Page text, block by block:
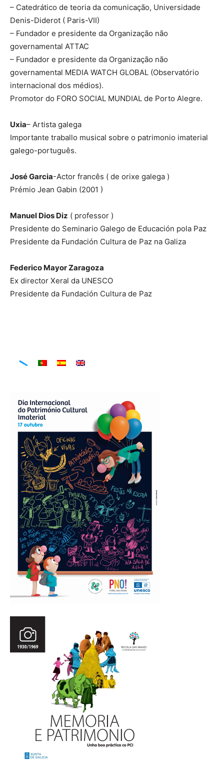
– Catedrático de teoria da comunicação, Universidade
Denis-Diderot ( Paris-VII)
– Fundador e presidente da Organização não
governamental ATTAC
– Fundador e presidente da Organização não
governamental MEDIA WATCH GLOBAL (Observatório
internacional dos médios).
Promotor do FORO SOCIAL MUNDIAL de Porto Alegre.
Uxia– Artista galega
Importante traballo musical sobre o patrimonio imaterial
galego-português.
José Garcia-Actor francês ( de orixe galega )
Prémio Jean Gabin (2001 )
Manuel Dios Diz ( professor )
Presidente do Seminario Galego de Educación pola Paz
Presidente da Fundación Cultura de Paz na Galiza
Federico Mayor Zaragoza
Ex director Xeral da UNESCO
Presidente da Fundación Cultura de Paz